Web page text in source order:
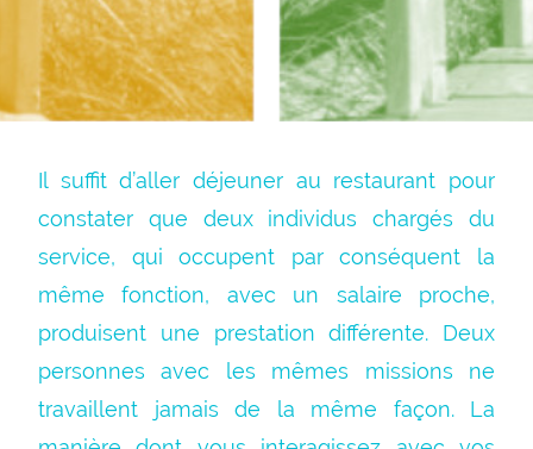
Il suffit d’aller déjeuner au restaurant pour
constater que deux individus chargés du
service, qui occupent par conséquent la
même fonction, avec un salaire proche,
produisent une prestation différente. Deux
personnes avec les mêmes missions ne
travaillent jamais de la même façon. La